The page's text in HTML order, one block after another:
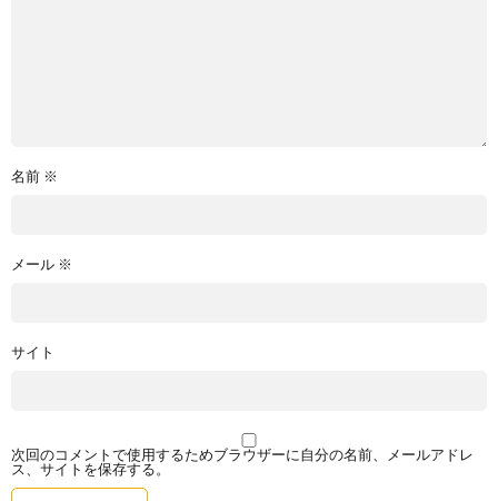
名前 ※
メール ※
サイト
次回のコメントで使用するためブラウザーに自分の名前、メールアドレ
ス、サイトを保存する。